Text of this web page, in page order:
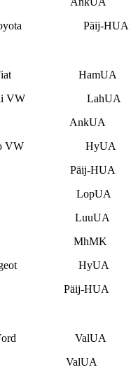
Toyota Päij-HUA
Fiat HamUA
Metalli VW LahUA
AnkUA
VW HyUA
HUA
VW LopUA
Fiat LuuUA
vw MhMK
Peugeot HyUA
Päij-HUA
Ford ValUA
ValUA